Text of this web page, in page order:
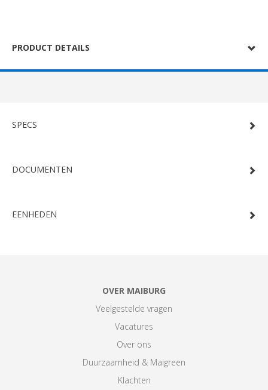
PRODUCT DETAILS
SPECS
DOCUMENTEN
EENHEDEN
OVER MAIBURG
Veelgestelde vragen
Vacatures
Over ons
Duurzaamheid & Maigreen
Klachten